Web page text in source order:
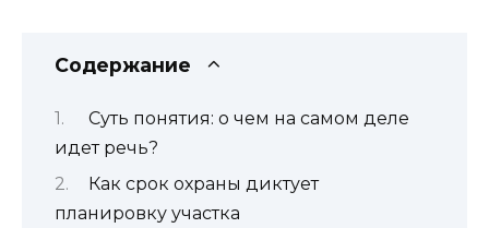
Содержание
Суть понятия: о чем на самом деле
идет речь?
Как срок охраны диктует
планировку участка